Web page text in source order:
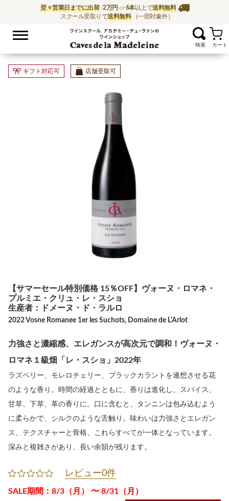
翌々営業日までに出荷/2万円 or6本以上で送料無料
スクール受取りで送料無料 （一部対象外）
ワイン通販ならワイ
お気に入
ギフト対応可 店舗受取可
【サマーセール特別価格 15％OFF】ヴォーヌ・ロマネ・
プルミエ・クリュ・レ・スショ
生産者：ドメーヌ・ド・ラルロ
2022 Vosne Romanee 1er les Suchots, Domaine de L'Arlot
力強さと濃縮感、エレガンスが高次元で調和！ヴォーヌ・
ロマネ１級畑「レ・スショ」2022年
ラズベリー、モレロチェリー、ブラックカラントを連想させる花
のような香り。時間の経過とともに、香りは進化し、スパイス、
甘草、下草、革の香りに。口に含むと、タンニンは包み込むよう
に柔らかで、シルクのような舌触り。味わいは力強さとエレガン
ス、テクスチャーと骨格、これらすべてが一体となっています。
深みと複雑さがあり、長い余韻が残ります。
レビュー0件
SALE期間：8/3（月） 〜 8/31（月）